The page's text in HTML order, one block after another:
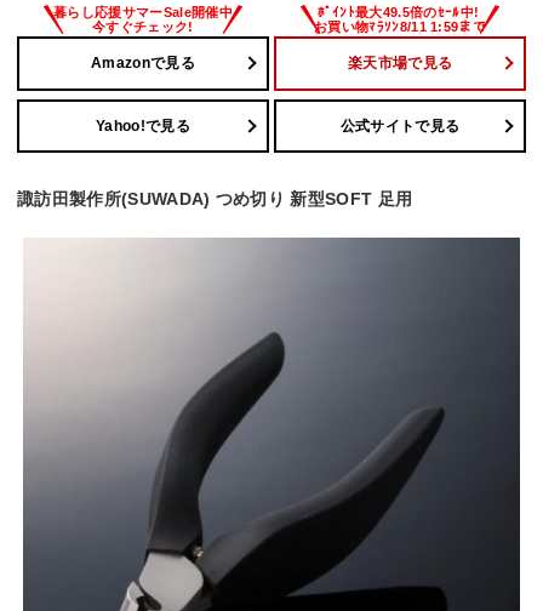
Amazonで見る 楽天市場で見る
Yahoo!で見る 公式サイトで見る
諏訪田製作所(SUWADA) つめ切り 新型SOFT 足用